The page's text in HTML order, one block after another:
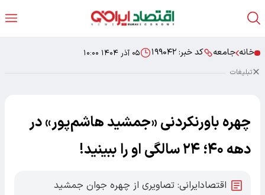
خانه جامعه کد خبر: ۱۹۹۰۴۲ ۰۵ آذر ۱۴۰۴ ۱۰:۰۰
تبلیغات
چهره باورنکردنی «جمشید هاشم‌پور» در
دهه ۴۰؛ ۲۴ سالگی او را ببینید!
اقتصادایرانی: تصاویری از چهره جوان جمشید